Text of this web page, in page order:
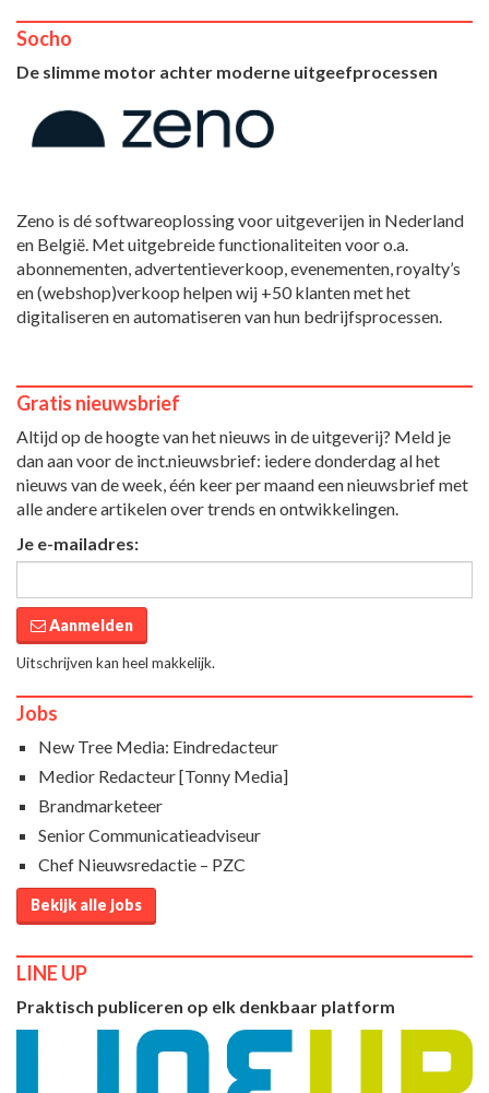
Socho
De slimme motor achter moderne uitgeefprocessen
Zeno is dé softwareoplossing voor uitgeverijen in Nederland
en België. Met uitgebreide functionaliteiten voor o.a.
abonnementen, advertentieverkoop, evenementen, royalty’s
en (webshop)verkoop helpen wij +50 klanten met het
digitaliseren en automatiseren van hun bedrijfsprocessen.
Gratis nieuwsbrief
Altijd op de hoogte van het nieuws in de uitgeverij? Meld je
dan aan voor de inct.nieuwsbrief: iedere donderdag al het
nieuws van de week, één keer per maand een nieuwsbrief met
alle andere artikelen over trends en ontwikkelingen.
Je e-mailadres:
Aanmelden
Uitschrijven kan heel makkelijk.
Jobs
New Tree Media: Eindredacteur
Medior Redacteur [Tonny Media]
Brandmarketeer
Senior Communicatieadviseur
Chef Nieuwsredactie – PZC
Bekijk alle jobs
LINE UP
Praktisch publiceren op elk denkbaar platform